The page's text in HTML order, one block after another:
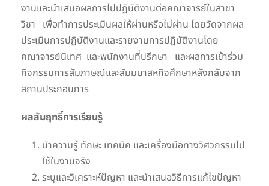
งานและนำเสนอผลการไปปฏิบัติงานต่อคณาจารย์ในสาขา
วิชา เพื่อทำการประเมินผลให้ผ่านหรือไม่ผ่าน โดยวัดจากผล
ประเมินการปฏิบัติงานและรายงานการปฏิบัติงานโดย
คณาจารย์นิเทศ และพนักงานที่ปรึกษา และผลการเข้าร่วม
กิจกรรมการสัมภาษณ์และสัมมนาสหกิจศึกษาหลังกลับจาก
สถานประกอบการ
ผลสัมฤทธิ์การเรียนรู้
นำความรู้ ทักษะ เทคนิค และเครื่องมือทางวิศวกรรมไป
ใช้ในงานจริง
ระบุและวิเคราะห์ปัญหา และนำเสนอวิธีการแก้ไขปัญหา